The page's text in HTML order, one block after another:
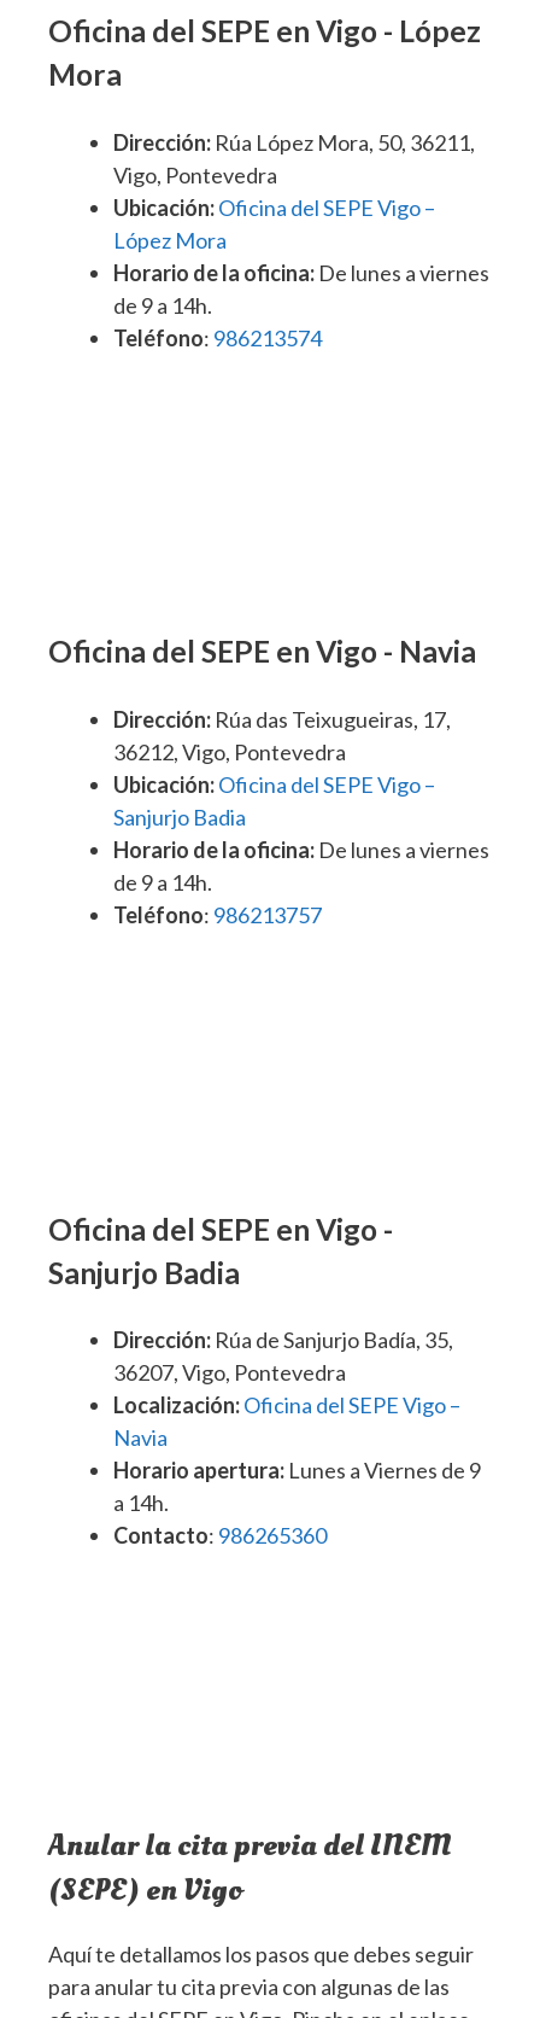
Oficina del SEPE en Vigo - López
Mora
Dirección: Rúa López Mora, 50, 36211,
Vigo, Pontevedra
Ubicación:Oficina del SEPE Vigo –
López Mora
Horario de la oficina: De lunes a viernes
de 9 a 14h.
Teléfono: 986213574
Oficina del SEPE en Vigo - Navia
Dirección: Rúa das Teixugueiras, 17,
36212, Vigo, Pontevedra
Ubicación:Oficina del SEPE Vigo –
Sanjurjo Badia
Horario de la oficina: De lunes a viernes
de 9 a 14h.
Teléfono: 986213757
Oficina del SEPE en Vigo -
Sanjurjo Badia
Dirección: Rúa de Sanjurjo Badía, 35,
36207, Vigo, Pontevedra
Localización:Oficina del SEPE Vigo –
Navia
Horario apertura: Lunes a Viernes de 9
a 14h.
Contacto: 986265360
Anular la cita previa del INEM
(SEPE) en Vigo
Aquí te detallamos los pasos que debes seguir
para anular tu cita previa con algunas de las